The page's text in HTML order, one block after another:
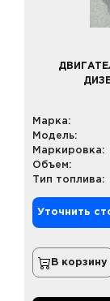
Марка:
Модель:
Маркировка:
Объем:
Тип топлива:
Уточнить
В корзину